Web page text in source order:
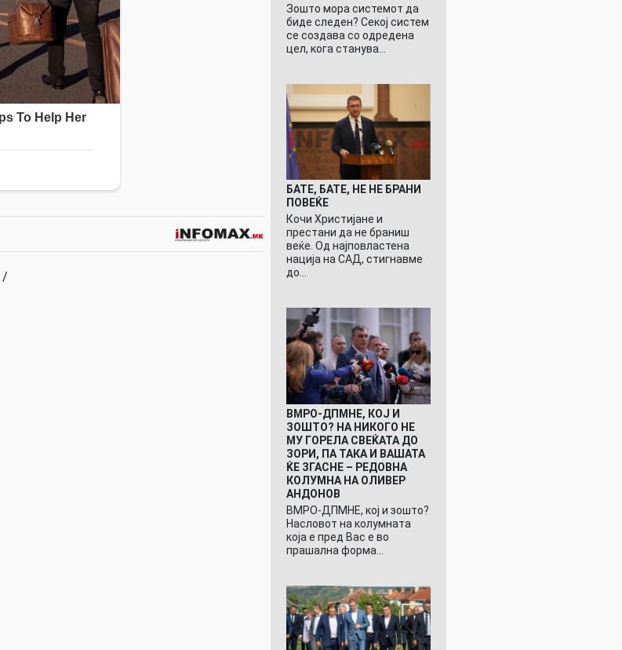
/
Зошто мора системот да
биде следен? Секој систем
се создава со одредена
цел, кога станува…
БАТЕ, БАТЕ, НЕ НЕ БРАНИ
ПОВЕЌЕ
Кочи Христијане и
престани да не браниш
веќе. Од најповластена
нација на САД, стигнавме
до…
ВМРО-ДПМНЕ, КОЈ И
ЗОШТО? НА НИКОГО НЕ
МУ ГОРЕЛА СВЕЌАТА ДО
ЗОРИ, ПА ТАКА И ВАШАТА
ЌЕ ЗГАСНЕ – РЕДОВНА
КОЛУМНА НА ОЛИВЕР
АНДОНОВ
ВМРО-ДПМНЕ, кој и зошто?
Насловот на колумната
која е пред Вас е во
прашална форма…